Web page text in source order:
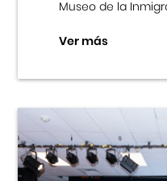
Museo de la
Ver más